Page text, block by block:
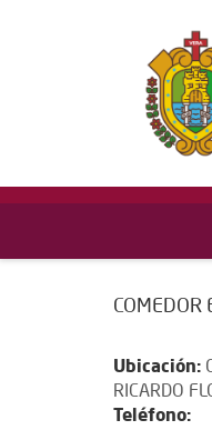
COMEDOR
Ubicación:
RICARDO
Teléfono: